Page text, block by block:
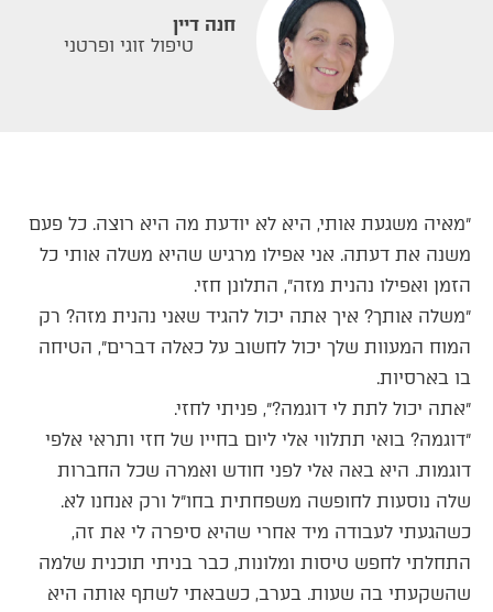
חנה דיין
טיפול זוגי ופרטני
״מאיה משגעת אותי, היא לא יודעת מה היא רוצה. כל פעם
משנה את דעתה. אני אפילו מרגיש שהיא משלה אותי כל
הזמן ואפילו נהנית מזה״, התלונן חזי.
״משלה אותך? איך אתה יכול להגיד שאני נהנית מזה? רק
המוח המעוות שלך יכול לחשוב על כאלה דברים״, הטיחה
בו בארסיות.
״אתה יכול לתת לי דוגמה?״, פניתי לחזי.
״דוגמה? בואי תתלווי אלי ליום בחייו של חזי ותראי אלפי
דוגמות. היא באה אלי לפני חודש ואמרה שכל החברות
שלה נוסעות לחופשה משפחתית בחו״ל ורק אנחנו לא.
כשהגעתי לעבודה מיד אחרי שהיא סיפרה לי את זה,
התחלתי לחפש טיסות ומלונות, כבר בניתי תוכנית שלמה
שהשקעתי בה שעות. בערב, כשבאתי לשתף אותה היא